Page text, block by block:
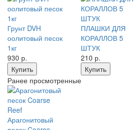
Грунт DVH
оолитовый песок
1кг
930 р.
Купить
ПЛАШКИ ДЛЯ
КОРАЛЛОВ 5
ШТУК
210 р.
Купить
Ранее просмотренные
Арагонитовый